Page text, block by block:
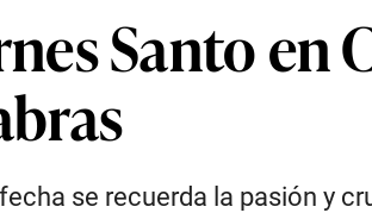
Santo en
se recuerda la pasión y